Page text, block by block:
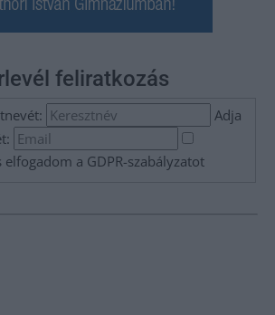
feliratkozás
Adja
elfogadom a GDPR-szabályzatot